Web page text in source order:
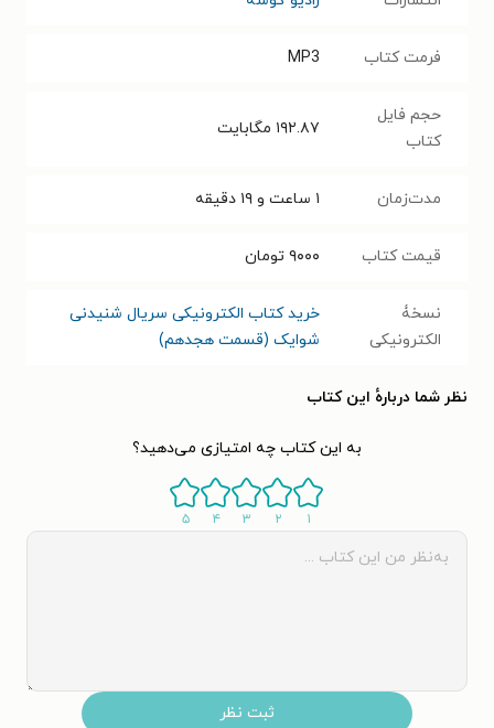
فرمت کتاب MP3
حجم فایل
کتاب
۱۹۲.۸۷ مگابایت
مدت‌زمان ۱ ساعت و ۱۹ دقیقه
قیمت کتاب ۹۰۰۰ تومان
نسخۀ
الکترونیکی
خرید کتاب الکترونیکی سریال شنیدنی
شوایک (قسمت هجدهم)
نظر شما دربارهٔ این کتاب
به این کتاب چه امتیازی می‌دهید؟
۱ ۲ ۳ ۴ ۵
ثبت نظر